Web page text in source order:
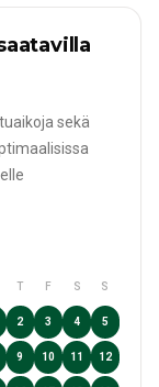
sekä
F S S
2 3 4 5
9 10 11 12